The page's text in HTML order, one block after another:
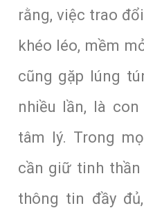
rằng, việc trao
khéo léo, mềm
cũng gặp lúng
nhiều lần, là
tâm lý. Trong
cần giữ tinh
thông tin đầy